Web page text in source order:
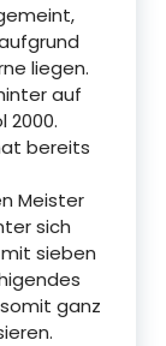
liegen.
auf
2000.
bereits
Meister
sich
sieben
ganz